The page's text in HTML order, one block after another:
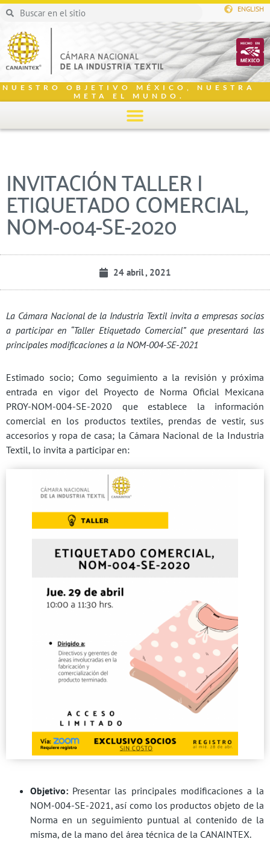
ENGLISH
NUESTRO OBJETIVO MÉXICO, NUESTRA
META EL MUNDO.
INVITACIÓN TALLER |
ETIQUETADO COMERCIAL,
NOM-004-SE-2020
24 abril , 2021
La Cámara Nacional de la Industria Textil invita a empresas socias
a participar en “Taller Etiquetado Comercial” que presentará las
principales modificaciones a la NOM-004-SE-2021
Estimado socio; Como seguimiento a la revisión y próxima
entrada en vigor del Proyecto de Norma Oficial Mexicana
PROY-NOM-004-SE-2020 que establece la información
comercial en los productos textiles, prendas de vestir, sus
accesorios y ropa de casa; la Cámara Nacional de la Industria
Textil, lo invita a participar en:
Objetivo: Presentar las principales modificaciones a la
NOM-004-SE-2021, así como los productos objeto de la
Norma en un seguimiento puntual al contenido de la
misma, de la mano del área técnica de la CANAINTEX.